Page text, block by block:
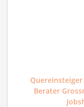
Berater